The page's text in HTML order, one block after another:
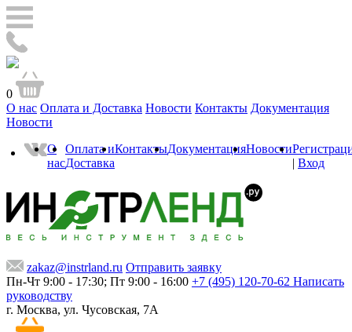
0
О нас Оплата и Доставка Новости Контакты Документация
Новости
О
нас
Оплата и
Доставка
КонтактыДокументацияНовости
| Вход
zakaz@instrland.ru Отправить заявку
Пн-Чт 9:00 - 17:30; Пт 9:00 - 16:00 +7 (495) 120-70-62 Написать
руководству
г. Москва, ул. Чусовская, 7А